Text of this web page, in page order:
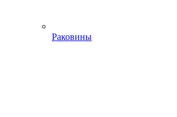
Раковины